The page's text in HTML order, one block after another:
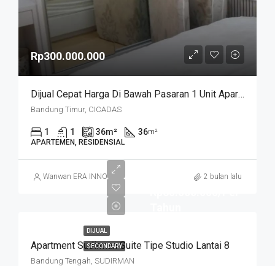
Rp300.000.000
Dijual Cepat Harga Di Bawah Pasaran 1 Unit Apartemen Cicadas Jln A Yani Bandung Kota
Bandung Timur, CICADAS
1 1 36m² 36m²
APARTEMEN, RESIDENSIAL
Wanwan ERA INNO 2 bulan lalu
DIJUAL
SECONDARY
Apartment Sudirman Suite Tipe Studio Lantai 8
Bandung Tengah, SUDIRMAN